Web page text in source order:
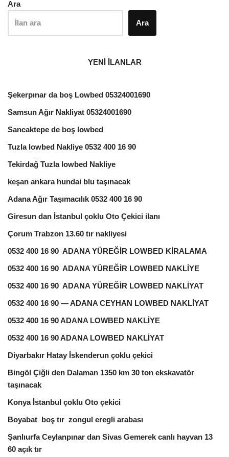
Ara
Ara
YENİ İLANLAR
Şekerpınar da boş Lowbed 05324001690
Samsun Ağır Nakliyat 05324001690
Sancaktepe de boş lowbed
Tuzla lowbed Nakliye 0532 400 16 90
Tekirdağ Tuzla lowbed Nakliye
keşan ankara hundai blu taşınacak
Adana Ağır Taşımacılık 0532 400 16 90
Giresun dan İstanbul çoklu Oto Çekici ilanı
Çorum Trabzon 13.60 tır nakliyesi
0532 400 16 90 ADANA YÜREĞİR LOWBED KİRALAMA
0532 400 16 90 ADANA YÜREĞİR LOWBED NAKLİYE
0532 400 16 90 ADANA YÜREĞİR LOWBED NAKLİYAT
0532 400 16 90 — ADANA CEYHAN LOWBED NAKLİYAT
0532 400 16 90 ADANA LOWBED NAKLİYE
0532 400 16 90 ADANA LOWBED NAKLİYAT
Diyarbakır Hatay İskenderun çoklu çekici
Bingöl Çiğli den Dalaman 1350 km 30 ton ekskavatör
taşınacak
Konya İstanbul çoklu Oto çekici
Boyabat boş tır zongul eregli arabası
Şanlıurfa Ceylanpınar dan Sivas Gemerek canlı hayvan 13
60 açık tır